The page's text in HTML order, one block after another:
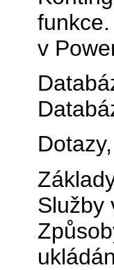
v
Služby